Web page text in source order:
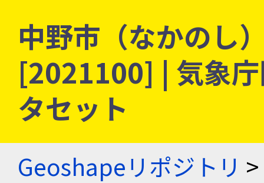
中野市（なかのし
[2021100] | 気象
タセット
Geoshapeリポジトリ >